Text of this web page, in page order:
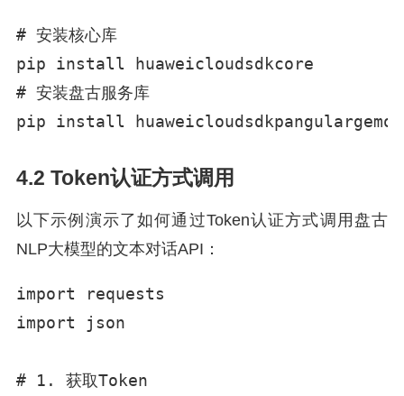
# 安装核心库
pip install huaweicloudsdkcore
# 安装盘古服务库
pip install
4.2 Token认证方式调用
以下示例演示了如何通过Token认证方式调用盘古
NLP大模型的文本对话API：
import requests
import json
# 1. 获取Token